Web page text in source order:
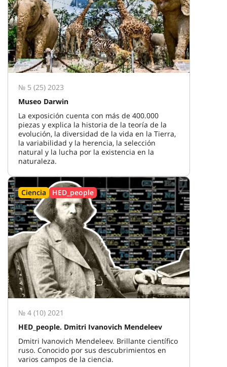
№ 5 (25) 2023
Museo Darwin
La exposición cuenta con más de 400.000
piezas y explica la historia de la teoría de la
evolución, la diversidad de la vida en la Tierra,
la variabilidad y la herencia, la selección
natural y la lucha por la existencia en la
naturaleza.
Ciencia HED_people
№ 4 (10) 2021
HED_people. Dmitri Ivanovich Mendeleev
Dmitri Ivanovich Mendeleev. Brillante científico
ruso. Conocido por sus descubrimientos en
varios campos de la ciencia.